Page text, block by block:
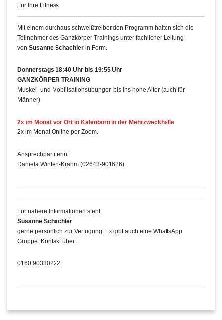
Für Ihre Fitness
Mit einem durchaus schweißtreibenden Programm halten sich die
Teilnehmer des Ganzkörper Trainings unter fachlicher Leitung
von Susanne Schachler in Form.
Donnerstags 18:40 Uhr bis 19:55 Uhr
GANZKÖRPER TRAINING
Muskel- und Mobilisationsübungen bis ins hohe Alter (auch für
Männer)
2x im Monat vor Ort in Kalenborn in der Mehrzweckhalle
2x im Monat Online per Zoom.
Ansprechpartnerin:
Daniela Winten-Krahm (02643-901626)
Für nähere Informationen steht
Susanne Schachler
gerne persönlich zur Verfügung. Es gibt auch eine WhattsApp
Gruppe. Kontakt über:
0160 90330222